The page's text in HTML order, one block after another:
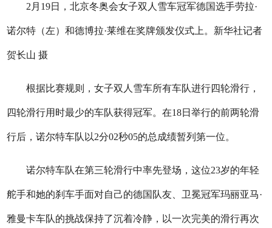
2月19日，北京冬奥会女子双人雪车冠军德国选手劳拉·
诺尔特（左）和德博拉·莱维在奖牌颁发仪式上。新华社记者
贺长山 摄
根据比赛规则，女子双人雪车所有车队进行四轮滑行，
四轮滑行用时最少的车队获得冠军。在18日举行的前两轮滑
行后，诺尔特车队以2分02秒05的总成绩暂列第一位。
诺尔特车队在第三轮滑行中率先登场，这位23岁的年轻
舵手和她的刹车手面对自己的德国队友、卫冕冠军玛丽亚马·
雅曼卡车队的挑战保持了沉着冷静，以一次完美的滑行再次